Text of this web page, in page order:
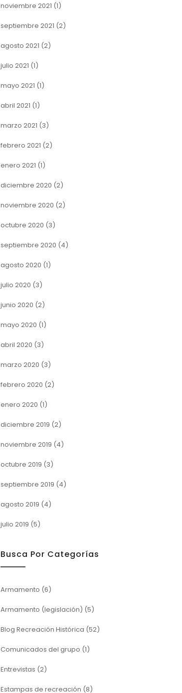
noviembre 2021 (1)
septiembre 2021 (2)
agosto 2021 (2)
julio 2021 (1)
mayo 2021 (1)
abril 2021 (1)
marzo 2021 (3)
febrero 2021 (2)
enero 2021 (1)
diciembre 2020 (2)
noviembre 2020 (2)
octubre 2020 (3)
septiembre 2020 (4)
agosto 2020 (1)
julio 2020 (3)
junio 2020 (2)
mayo 2020 (1)
abril 2020 (3)
marzo 2020 (3)
febrero 2020 (2)
enero 2020 (1)
diciembre 2019 (2)
noviembre 2019 (4)
octubre 2019 (3)
septiembre 2019 (4)
agosto 2019 (4)
julio 2019 (5)
Busca Por Categorías
Armamento (6)
Armamento (legislación) (5)
Blog Recreación Histórica (52)
Comunicados del grupo (1)
Entrevistas (2)
Estampas de recreación (8)